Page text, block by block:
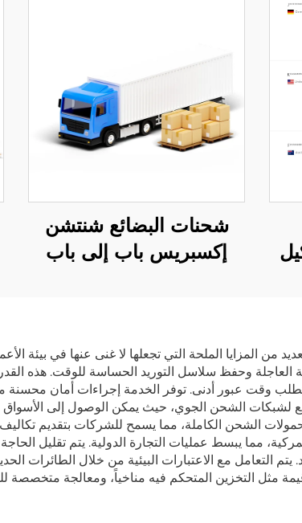
شحنات البضائع شنتشن
إكسبريس باب إلى باب
الأمريكية 5 - 7 أيام مشتري
عالمي
من المزايا الملحة التي تجعلها لا غنى عنها في بيئة
العاجلة وحفظ سلاسل التوريد الحساسة للوقت. هذه
تتطلب وقت عبور أدنى. توفر الخدمة إجراءات أمان
لشبكات الشحن الجوي، حيث يمكن الوصول إلى الأسواق
الشحن الكاملة، مما يسمح للشركات بتقديم
مما يبسط عمليات التجارة الدولية. يتم تقليل
التعامل مع الاعتبارات البيئية من خلال الطائرات
مثل التخزين المتحكم فيه مناخياً، ومعالجة